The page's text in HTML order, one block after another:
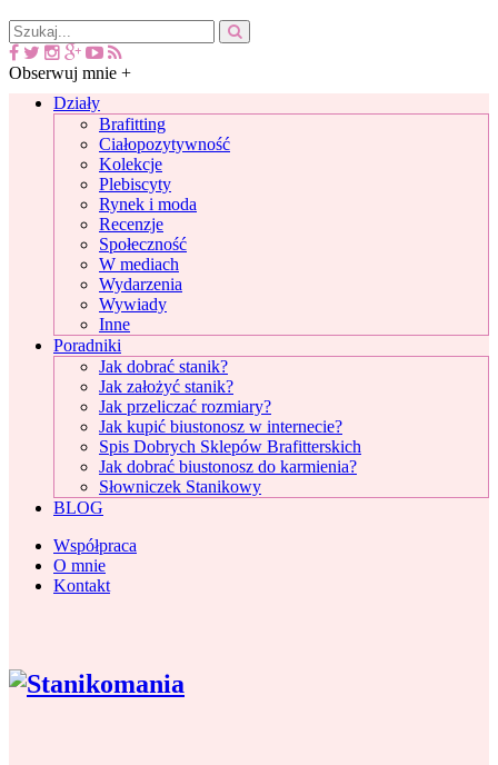
Obserwuj mnie +
Działy
Brafitting
Ciałopozytywność
Kolekcje
Plebiscyty
Rynek i moda
Recenzje
Społeczność
W mediach
Wydarzenia
Wywiady
Inne
Poradniki
Jak dobrać stanik?
Jak założyć stanik?
Jak przeliczać rozmiary?
Jak kupić biustonosz w internecie?
Spis Dobrych Sklepów Brafitterskich
Jak dobrać biustonosz do karmienia?
Słowniczek Stanikowy
BLOG
Współpraca
O mnie
Kontakt